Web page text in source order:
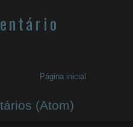
Página inicial
(Atom)